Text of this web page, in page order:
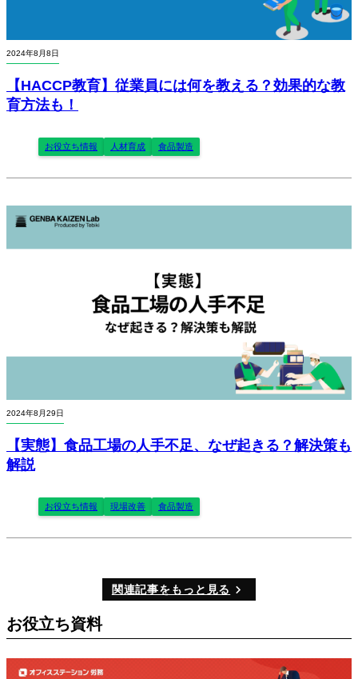
2024年8月8日
【HACCP教育】従業員には何を教える？効果的な教
育方法も！
お役立ち情報 人材育成 食品製造
2024年8月29日
【実態】食品工場の人手不足、なぜ起きる？解決策も
解説
お役立ち情報 現場改善 食品製造
関連記事をもっと見る
お役立ち資料